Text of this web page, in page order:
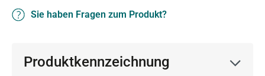
Sie haben Fragen zum Produkt?
Produktkennzeichnung